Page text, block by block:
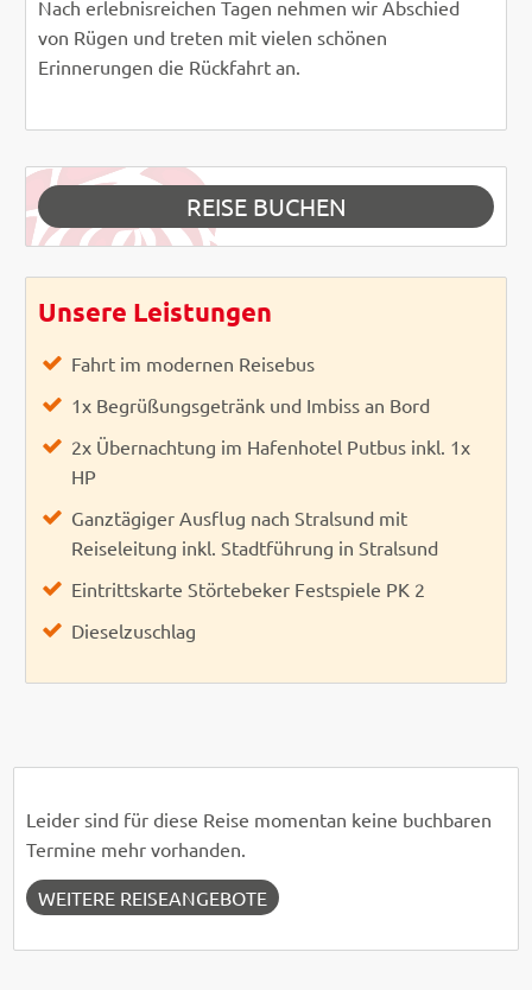
Nach erlebnisreichen Tagen nehmen wir Abschied
von Rügen und treten mit vielen schönen
Erinnerungen die Rückfahrt an.
REISE BUCHEN
Unsere Leistungen
Fahrt im modernen Reisebus
1x Begrüßungsgetränk und Imbiss an Bord
2x Übernachtung im Hafenhotel Putbus inkl. 1x
HP
Ganztägiger Ausflug nach Stralsund mit
Reiseleitung inkl. Stadtführung in Stralsund
Eintrittskarte Störtebeker Festspiele PK 2
Dieselzuschlag
Leider sind für diese Reise momentan keine buchbaren
Termine mehr vorhanden.
WEITERE REISEANGEBOTE